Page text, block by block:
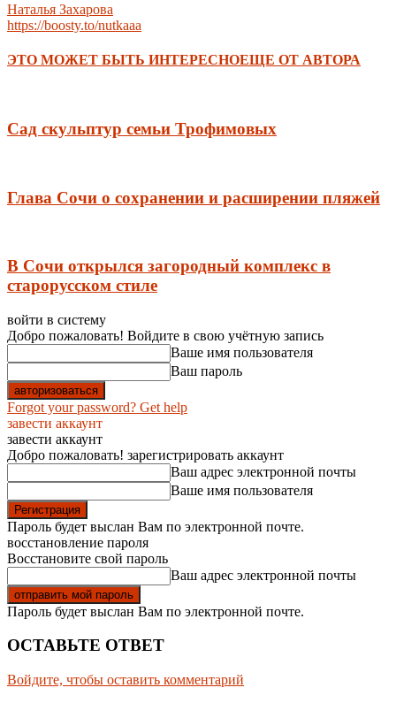
Наталья Захарова
https://boosty.to/nutkaaa
ЭТО МОЖЕТ БЫТЬ ИНТЕРЕСНОЕЩЕ ОТ АВТОРА
Сад скульптур семьи Трофимовых
Глава Сочи о сохранении и расширении пляжей
В Сочи открылся загородный комплекс в
старорусском стиле
войти в систему
Добро пожаловать! Войдите в свою учётную запись
Ваше имя пользователя
Ваш пароль
Forgot your password? Get help
завести аккаунт
завести аккаунт
Добро пожаловать! зарегистрировать аккаунт
Ваш адрес электронной почты
Ваше имя пользователя
Пароль будет выслан Вам по электронной почте.
восстановление пароля
Восстановите свой пароль
Ваш адрес электронной почты
Пароль будет выслан Вам по электронной почте.
ОСТАВЬТЕ ОТВЕТ
Войдите, чтобы оставить комментарий